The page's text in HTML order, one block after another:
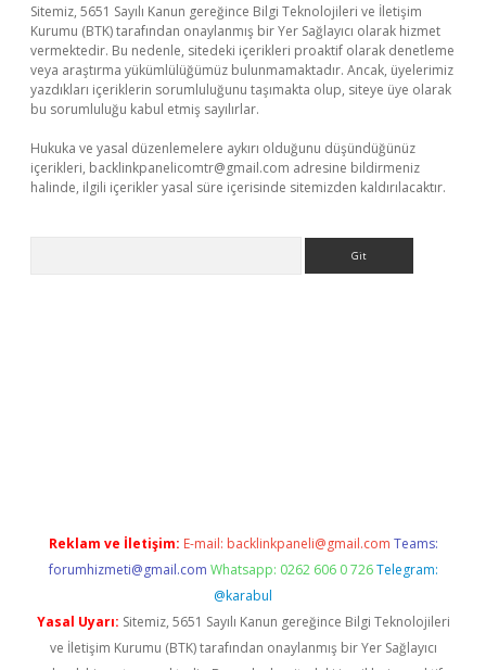
Sitemiz, 5651 Sayılı Kanun gereğince Bilgi Teknolojileri ve İletişim
Kurumu (BTK) tarafından onaylanmış bir Yer Sağlayıcı olarak hizmet
vermektedir. Bu nedenle, sitedeki içerikleri proaktif olarak denetleme
veya araştırma yükümlülüğümüz bulunmamaktadır. Ancak, üyelerimiz
yazdıkları içeriklerin sorumluluğunu taşımakta olup, siteye üye olarak
bu sorumluluğu kabul etmiş sayılırlar.
Hukuka ve yasal düzenlemelere aykırı olduğunu düşündüğünüz
içerikleri, backlinkpanelicomtr@gmail.com adresine bildirmeniz
halinde, ilgili içerikler yasal süre içerisinde sitemizden kaldırılacaktır.
Reklam ve İletişim: E-mail: backlinkpaneli@gmail.com Teams:
forumhizmeti@gmail.com Whatsapp: 0262 606 0 726 Telegram:
@karabul
Yasal Uyarı: Sitemiz, 5651 Sayılı Kanun gereğince Bilgi Teknolojileri
ve İletişim Kurumu (BTK) tarafından onaylanmış bir Yer Sağlayıcı